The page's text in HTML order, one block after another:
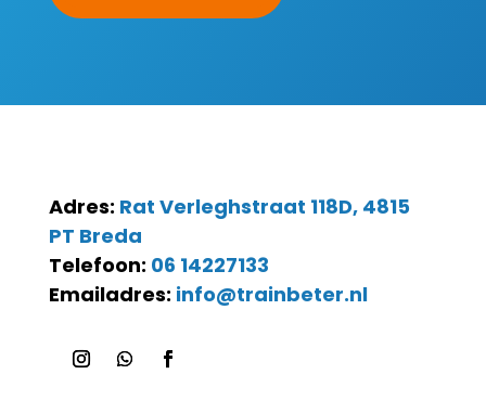
Adres: Rat Verleghstraat 118D, 4815
PT Breda
Telefoon: 06 14227133
Emailadres: info@trainbeter.nl